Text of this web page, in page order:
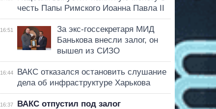
честь Папы Римского Иоанна Павла II
16:51
За экс-госсекретаря МИД
Банькова внесли залог, он
вышел из СИЗО
16:44
ВАКС отказался остановить слушание
дела об инфраструктуре Харькова
16:37
ВАКС отпустил под залог